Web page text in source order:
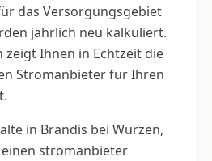
das Versorgungsgebiet
jährlich neu kalkuliert.
zeigt Ihnen in Echtzeit die
Stromanbieter für Ihren
in Brandis bei Wurzen,
stromanbieter